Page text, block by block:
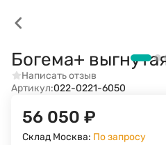
Богема+
Написать отзыв
Артикул:022-0221-6050
56 050 ₽
Склад Москва: По запросу